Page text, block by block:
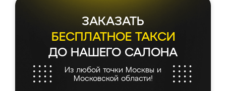
ЗАКАЗАТЬ
БЕСПЛАТНОЕ ТАКСИ
ДО НАШЕГО САЛОНА
Из любой точки Москвы и
Московской области!